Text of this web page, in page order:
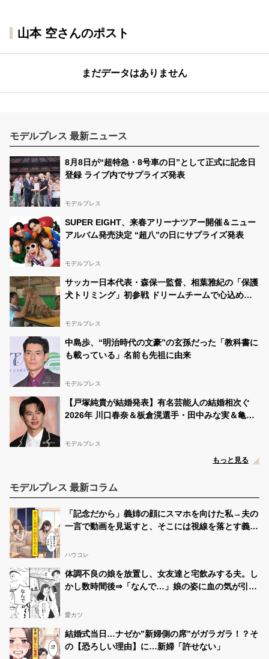
山本 空さんのポスト
まだデータはありません
モデルプレス 最新ニュース
8月8日が“超特急・8号車の日”として正式に記念日
登録 ライブ内でサプライズ発表
モデルプレス
SUPER EIGHT、来春アリーナツアー開催＆ニュー
アルバム発売決定 “超八”の日にサプライズ発表
モデルプレス
サッカー日本代表・森保一監督、相葉雅紀の「保護
犬トリミング」初参戦 ドリームチームで心込めて
モデルプレス
中島歩、“明治時代の文豪”の玄孫だった「教科書に
も載っている」名前も先祖に由来
モデルプレス
【戸塚純貴が結婚発表】有名芸能人の結婚相次ぐ
2026年 川口春奈＆板倉滉選手・田中みな実＆亀梨
モデルプレス
もっと見る
モデルプレス 最新コラム
「記念だから」義姉の顔にスマホを向けた私→夫の
一言で動画を見返すと、そこには視線を落とす義姉
ハウコレ
体調不良の娘を放置し、女友達と宅飲みする夫。し
かし数時間後⇒「なんで…」娘の姿に血の気が引い
愛カツ
結婚式当日…ナゼか”新婦側の席”がガラガラ！？そ
の【恐ろしい理由】に…新婦「許せない」